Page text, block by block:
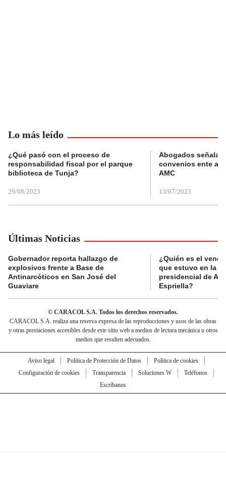
Lo más leído
¿Qué pasó con el proceso de
responsabilidad fiscal por el parque
biblioteca de Tunja?
29/08/2023
Abogados
convenios ente
AMC
13/07/2023
Últimas Noticias
Gobernador reporta hallazgo de
explosivos frente a Base de
Antinarcóticos en San José del
Guaviare
¿Quién es el
que estuvo en la
presidencial de
Espriella?
© CARACOL S.A. Todos los derechos reservados.
CARACOL S.A. realiza una reserva expresa de las reproducciones y usos de las obras
y otras prestaciones accesibles desde este sitio web a medios de lectura mecánica u otros
medios que resulten adecuados.
Aviso legal Política de Protección de Datos
Política de cookies
Configuración de cookies
Transparencia Soluciones W
Teléfonos
Escríbanos